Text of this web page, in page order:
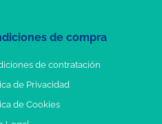
de compra
de contratación
de Privacidad
de Cookies